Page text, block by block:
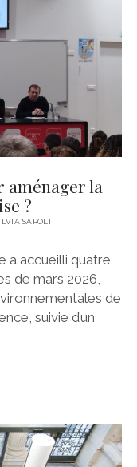
aménager la
?
SAROLI
a accueilli quatre
de mars 2026,
de
suivie d’un